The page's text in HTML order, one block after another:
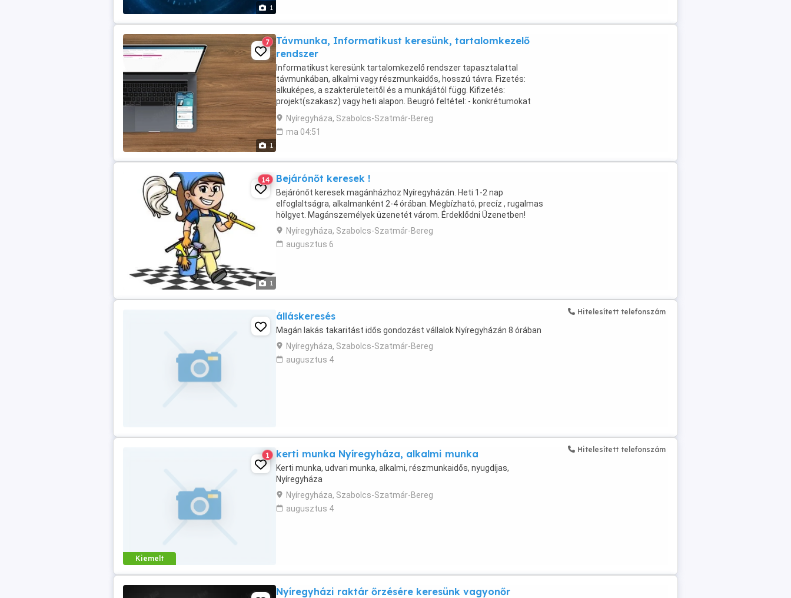
1
1
7
Távmunka, Informatikust keresünk, tartalomkezelő
rendszer
Informatikust keresünk tartalomkezelő rendszer tapasztalattal
távmunkában, alkalmi vagy részmunkaidős, hosszú távra. Fizetés:
alkuképes, a szakterületeitől és a munkájától függ. Kifizetés:
projekt(szakasz) vagy heti alapon. Beugró feltétel: - konkrétumokat
tartalmazó valós szakmai önéletrajz, egzakt, ...
Nyíregyháza, Szabolcs-Szatmár-Bereg
ma 04:51
1
14 Bejárónőt keresek !
Bejárónőt keresek magánházhoz Nyíregyházán. Heti 1-2 nap
elfoglaltságra, alkalmanként 2-4 órában. Megbízható, precíz , rugalmas
hölgyet. Magánszemélyek üzenetét várom. Érdeklődni Üzenetben!
Nyíregyháza, Szabolcs-Szatmár-Bereg
augusztus 6
álláskeresés
Magán lakás takaritást idős gondozást vállalok Nyíregyházán 8 órában
Nyíregyháza, Szabolcs-Szatmár-Bereg
augusztus 4
Hitelesített telefonszám
Kiemelt
1 kerti munka Nyíregyháza, alkalmi munka
Kerti munka, udvari munka, alkalmi, részmunkaidős, nyugdíjas,
Nyíregyháza
Nyíregyháza, Szabolcs-Szatmár-Bereg
augusztus 4
Hitelesített telefonszám
Nyíregyházi raktár őrzésére keresünk vagyonőr